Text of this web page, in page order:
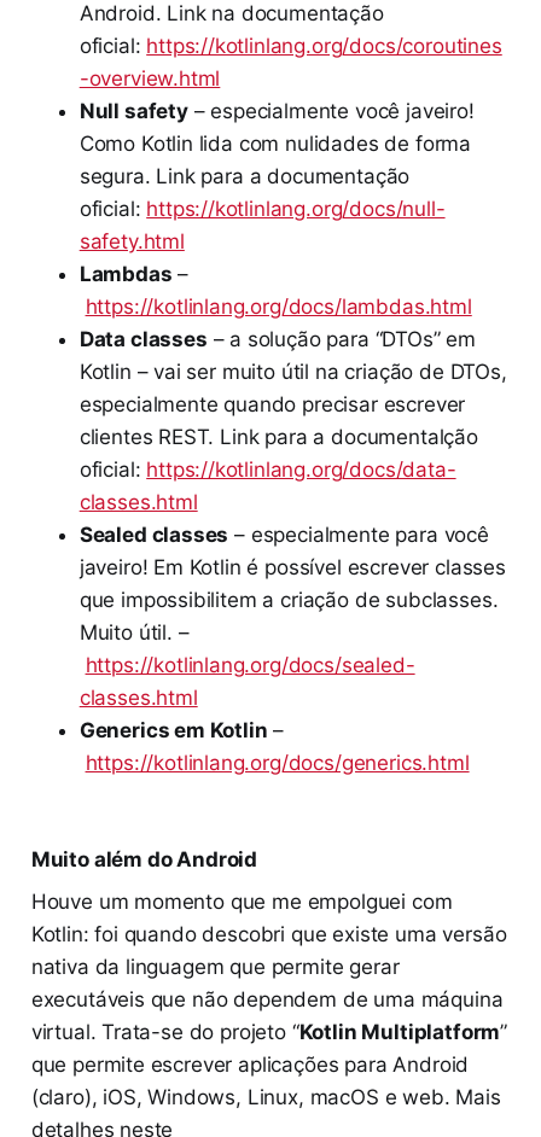
Android. Link na documentação
oficial: https://kotlinlang.org/docs/coroutines
-overview.html
Null safety– especialmente você javeiro!
Como Kotlin lida com nulidades de forma
segura. Link para a documentação
oficial: https://kotlinlang.org/docs/null-
safety.html
Lambdas –
https://kotlinlang.org/docs/lambdas.html
Data classes – a solução para “DTOs” em
Kotlin – vai ser muito útil na criação de DTOs,
especialmente quando precisar escrever
clientes REST. Link para a documentalção
oficial: https://kotlinlang.org/docs/data-
classes.html
Sealed classes – especialmente para você
javeiro! Em Kotlin é possível escrever classes
que impossibilitem a criação de subclasses.
Muito útil. –
https://kotlinlang.org/docs/sealed-
classes.html
Generics em Kotlin –
https://kotlinlang.org/docs/generics.html
Muito além do Android
Houve um momento que me empolguei com
Kotlin: foi quando descobri que existe uma versão
nativa da linguagem que permite gerar
executáveis que não dependem de uma máquina
virtual. Trata-se do projeto “Kotlin Multiplatform”
que permite escrever aplicações para Android
(claro), iOS, Windows, Linux, macOS e web. Mais
detalhes neste